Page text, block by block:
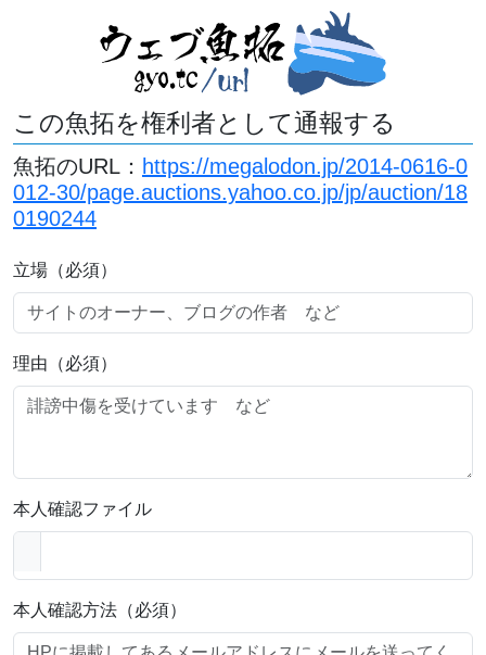
この魚拓を権利者として通報する
魚拓のURL： https://megalodon.jp/2014-0616-0
012-30/page.auctions.yahoo.co.jp/jp/auction/18
0190244
立場（必須）
理由（必須）
本人確認ファイル
本人確認方法（必須）